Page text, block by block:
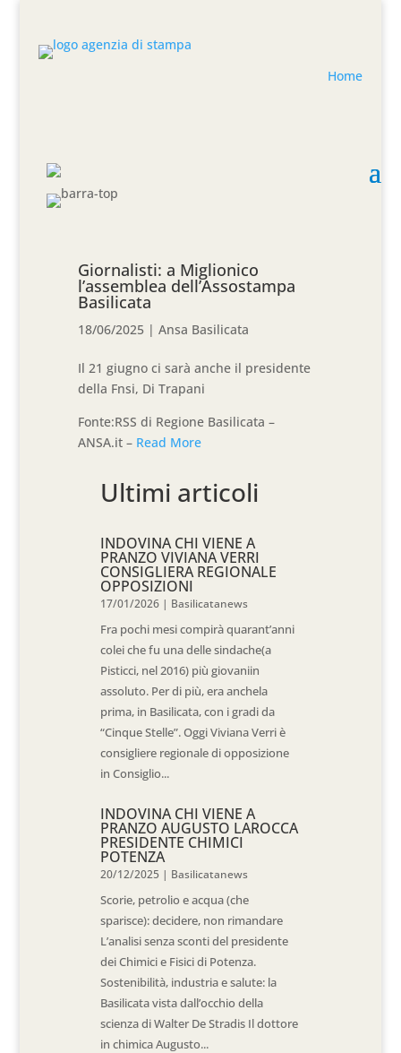
Home
Giornalisti: a Miglionico
l’assemblea dell’Assostampa
Basilicata
18/06/2025 |Ansa Basilicata
Il 21 giugno ci sarà anche il presidente
della Fnsi, Di Trapani
Fonte:RSS di Regione Basilicata –
ANSA.it – Read More
Ultimi articoli
INDOVINA CHI VIENE A
PRANZO VIVIANA VERRI
CONSIGLIERA REGIONALE
OPPOSIZIONI
17/01/2026 | Basilicatanews
Fra pochi mesi compirà quarant’anni
colei che fu una delle sindache(a
Pisticci, nel 2016) più giovaniin
assoluto. Per di più, era anchela
prima, in Basilicata, con i gradi da
“Cinque Stelle”. Oggi Viviana Verri è
consigliere regionale di opposizione
in Consiglio...
INDOVINA CHI VIENE A
PRANZO AUGUSTO LAROCCA
PRESIDENTE CHIMICI
POTENZA
20/12/2025 | Basilicatanews
Scorie, petrolio e acqua (che
sparisce): decidere, non rimandare
L’analisi senza sconti del presidente
dei Chimici e Fisici di Potenza.
Sostenibilità, industria e salute: la
Basilicata vista dall’occhio della
scienza di Walter De Stradis Il dottore
in chimica Augusto...